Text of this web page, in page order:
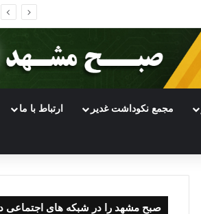
مجمع نکوداشت غدیر ارتباط با ما
صبح مشهد را در شبکه های اجتماعی